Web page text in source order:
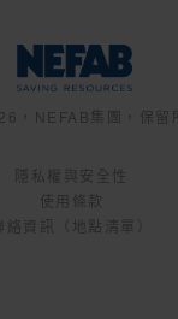
，NEFAB集團，保留
隱私權與安全性
使用條款
絡資訊（地點清單）